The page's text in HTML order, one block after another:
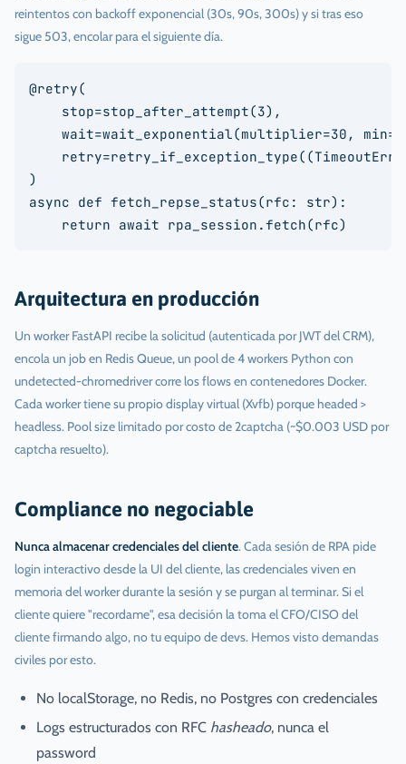
reintentos con backoff exponencial (30s, 90s, 300s) y si tras eso
sigue 503, encolar para el siguiente día.
@retry(
    stop=stop_after_attempt(3),
wait=wait_exponential(multiplier=30,
)
async def fetch_repse_status(rfc: str):
    return await rpa_session.fetch(rfc)
Arquitectura en producción
Un worker FastAPI recibe la solicitud (autenticada por JWT del CRM),
encola un job en Redis Queue, un pool de 4 workers Python con
undetected-chromedriver corre los flows en contenedores Docker.
Cada worker tiene su propio display virtual (Xvfb) porque headed >
headless. Pool size limitado por costo de 2captcha (~$0.003 USD por
captcha resuelto).
Compliance no negociable
Nunca almacenar credenciales del cliente. Cada sesión de RPA pide
login interactivo desde la UI del cliente, las credenciales viven en
memoria del worker durante la sesión y se purgan al terminar. Si el
cliente quiere "recordame", esa decisión la toma el CFO/CISO del
cliente firmando algo, no tu equipo de devs. Hemos visto demandas
civiles por esto.
No localStorage, no Redis, no Postgres con credenciales
Logs estructurados con RFC hasheado, nunca el
password